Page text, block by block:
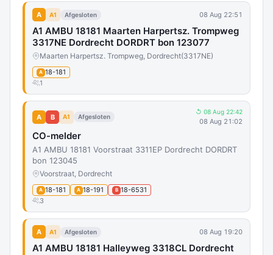
A A1 Afgesloten 08 Aug 22:51
A1 AMBU 18181 Maarten Harpertsz. Trompweg
3317NE Dordrecht DORDRT bon 123077
Maarten Harpertsz. Trompweg, Dordrecht(3317NE)
A 18-181
1
A B A1 Afgesloten
↺ 08 Aug 22:42
08 Aug 21:02
CO-melder
A1 AMBU 18181 Voorstraat 3311EP Dordrecht DORDRT
bon 123045
Voorstraat, Dordrecht
A 18-181 A 18-191 B 18-6531
3
A A1 Afgesloten 08 Aug 19:20
A1 AMBU 18181 Halleyweg 3318CL Dordrecht